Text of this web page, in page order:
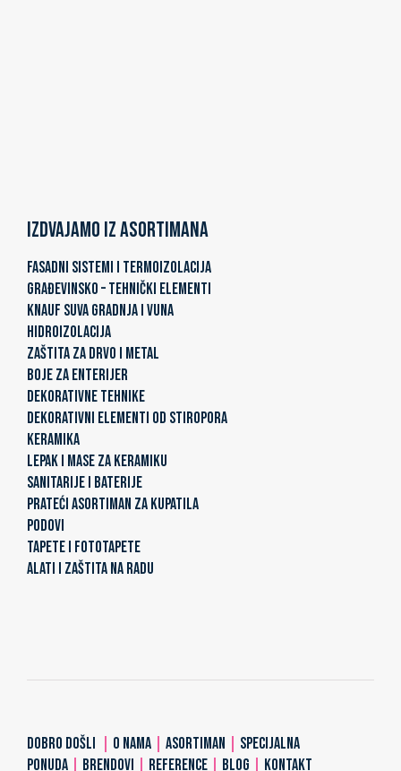
Izdvajamo iz asortimana
FASADNI SISTEMI I TERMOIZOLACIJA
GRAĐEVINSKO – TEHNIČKI ELEMENTI
KNAUF SUVA GRADNJA I VUNA
HIDROIZOLACIJA
ZAŠTITA ZA DRVO I METAL
BOJE ZA ENTERIJER
DEKORATIVNE TEHNIKE
DEKORATIVNI ELEMENTI OD STIROPORA
KERAMIKA
LEPAK I MASE ZA KERAMIKU
SANITARIJE I BATERIJE
PRATEĆI ASORTIMAN ZA KUPATILA
PODOVI
TAPETE I FOTOTAPETE
ALATI I ZAŠTITA NA RADU
DOBRO DOŠLI O NAMA ASORTIMAN
SPECIJALNA
PONUDA
BRENDOVI REFERENCE BLOG KONTAKT